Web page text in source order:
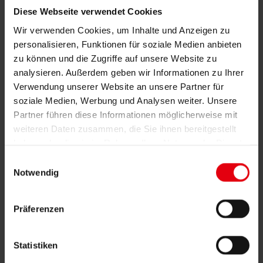
Diese Webseite verwendet Cookies
Wir verwenden Cookies, um Inhalte und Anzeigen zu
personalisieren, Funktionen für soziale Medien anbieten
zu können und die Zugriffe auf unsere Website zu
analysieren. Außerdem geben wir Informationen zu Ihrer
Verwendung unserer Website an unsere Partner für
soziale Medien, Werbung und Analysen weiter. Unsere
Partner führen diese Informationen möglicherweise mit
weiteren Daten zusammen, die Sie ihnen bereitgestellt
Notwendig
Präferenzen
Statistiken
Kontakt
News & Events
Eröffnung: Quartier
Wolkersdorf mit neuen
Räumlichkeiten des
Pfarrzentrums als
und Gemeinde
Am 12. Jänner feierte Kardinal Christoph Schönborn eine Festmesse
Um- und Neubauarbeiten am Pfarrzentrum begannen im Herbst
2023. Mit einem Investitionsvolumen von über 10 Millionen Euro